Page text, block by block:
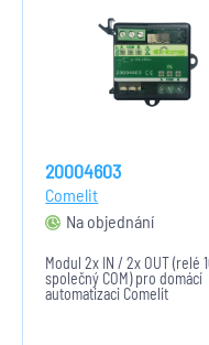
20004603
Comelit
Na objednání
Modul 2x IN / 2x OUT (relé
společný COM) pro domácí
automatizaci Comelit